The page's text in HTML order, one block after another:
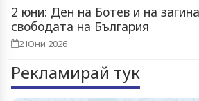
2 юни: Ден на Ботев и на
свободата на България
2 Юни 2026
Рекламирай тук